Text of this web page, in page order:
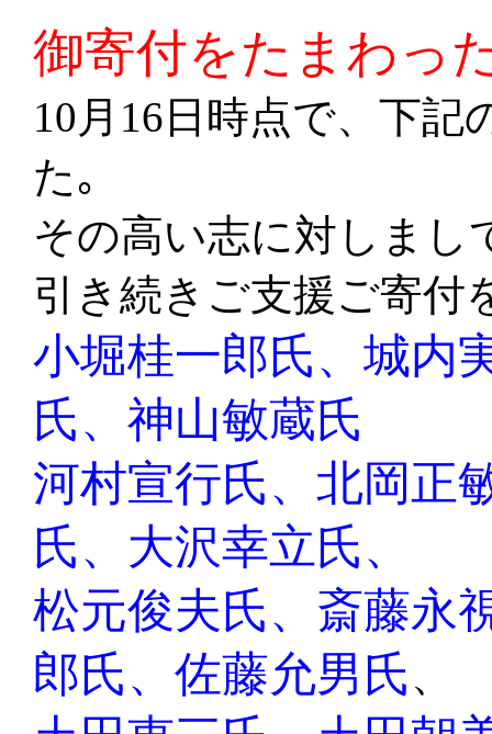
御寄付をたまわっ
10月16日時点で、下
た｡
その高い志に対しまし
引き続きご支援ご寄付
小堀桂一郎氏、城内
氏、 神山敏蔵氏
河村宣行氏、 北岡正
氏、大沢幸立氏、
松元俊夫氏、斎藤永
郎氏、佐藤允男氏、